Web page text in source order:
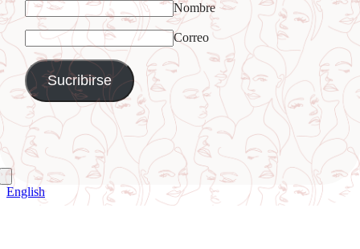
Nombre
Correo
English